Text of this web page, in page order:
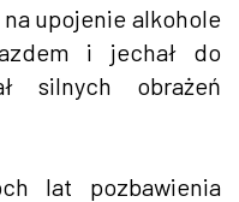
upojenie alkohole
i jechał do
silnych obrażeń
lat pozbawienia